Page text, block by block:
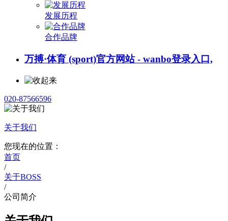
发展历程
合作品牌
万搏·体育 (sport)官方网站 - wanbo登录入口,
020-87566596
关于我们
您现在的位置：
首页
/
关于BOSS
/
公司简介